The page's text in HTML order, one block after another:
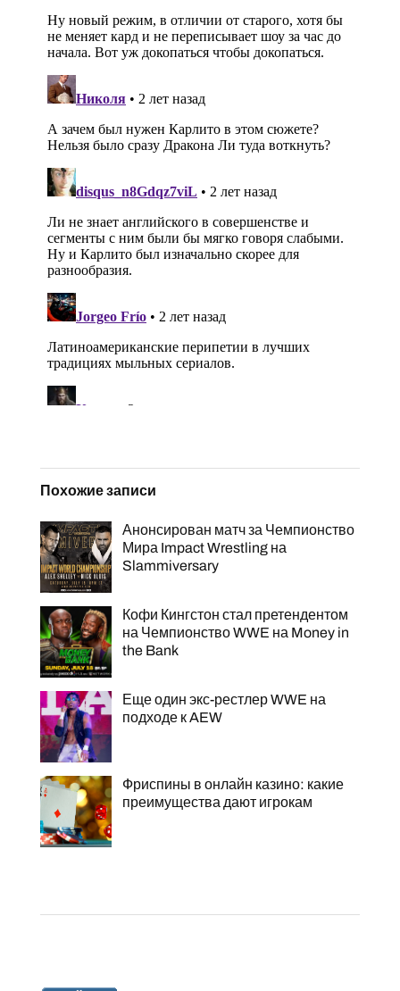
Похожие записи
Анонсирован матч за Чемпионство
Мира Impact Wrestling на
Slammiversary
Кофи Кингстон стал претендентом
на Чемпионство WWE на Money in
the Bank
Еще один экс-рестлер WWE на
подходе к AEW
Фриспины в онлайн казино: какие
преимущества дают игрокам